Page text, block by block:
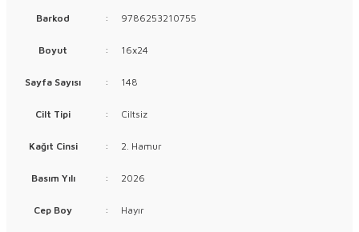
Barkod : 9786253210755
Boyut : 16x24
Sayfa Sayısı : 148
Cilt Tipi : Ciltsiz
Kağıt Cinsi : 2. Hamur
Basım Yılı : 2026
Cep Boy : Hayır